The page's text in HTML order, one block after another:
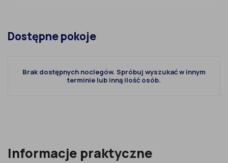
Dostępne pokoje
Brak dostępnych noclegów. Spróbuj wyszukać w innym
terminie lub inną ilość osób.
Informacje praktyczne